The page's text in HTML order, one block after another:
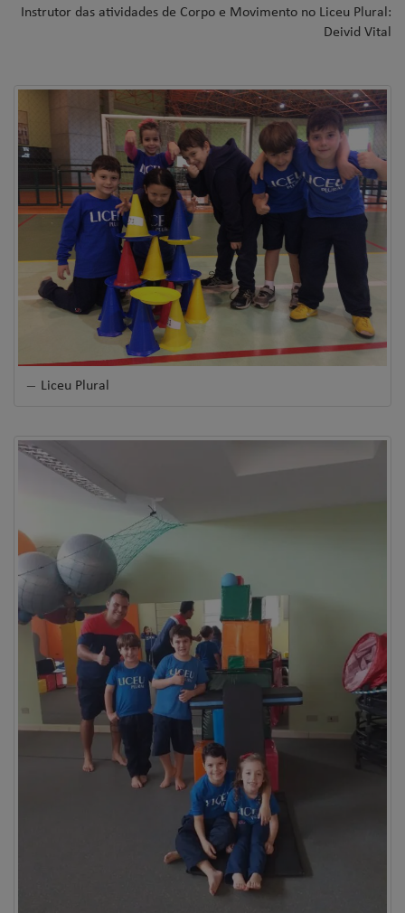
Instrutor das atividades de Corpo e Movimento no Liceu Plural:
Deivid Vital
Liceu Plural